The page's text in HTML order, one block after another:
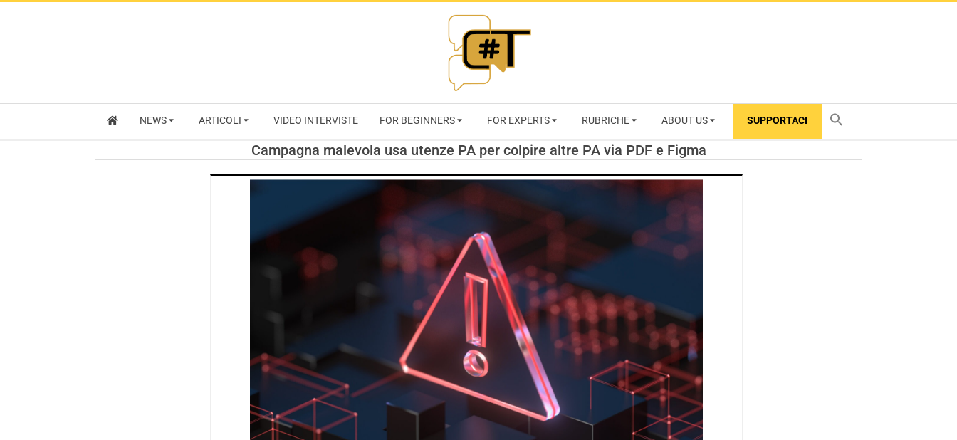
RIVISTA
CYBERSECURITY
TRENDS
NEWS ARTICOLI VIDEO INTERVISTE FOR BEGINNERS FOR EXPERTS RUBRICHE ABOUT US SUPPORTACI
Campagna malevola usa utenze PA per colpire altre PA via PDF e Figma